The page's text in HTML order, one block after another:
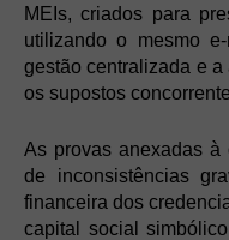
MEIs, criados para
utilizando o mesmo
gestão centralizada e
os supostos
As provas anexadas à
de inconsistências
financeira dos
capital social